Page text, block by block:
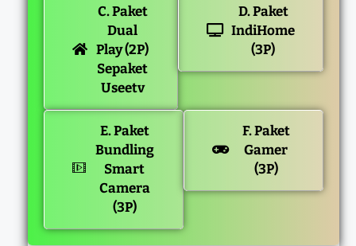
C. Paket
Dual
Play (2P)
Sepaket
Useetv
D. Paket
IndiHome
(3P)
E. Paket
Bundling
Smart
Camera
(3P)
F. Paket
Gamer
(3P)